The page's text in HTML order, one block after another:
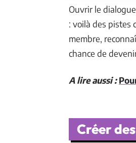
Ouvrir le
: voilà des pistes
membre,
chance de
A lire aussi :
Créer